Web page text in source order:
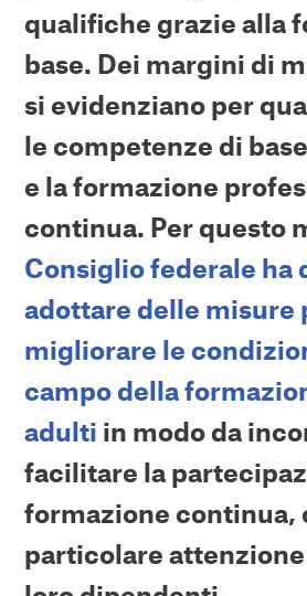
qualifiche grazie alla
base. Dei margini di
si evidenziano per
le competenze di
e la formazione
continua. Per questo
Consiglio federale ha
adottare delle misure
migliorare le
campo della
adulti in modo da
facilitare la
formazione continua,
particolare attenzione